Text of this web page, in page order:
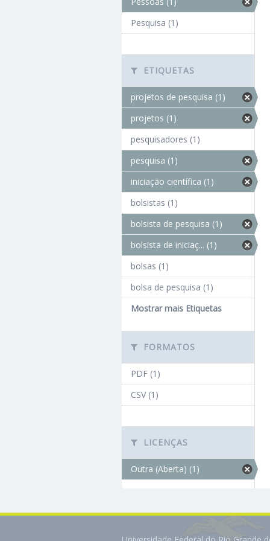
Pesquisa (1)
ETIQUETAS
projetos de pesquisa (1)
projetos (1)
pesquisadores (1)
pesquisa (1)
iniciação científica (1)
bolsistas (1)
bolsista de pesquisa (1)
bolsista de iniciaç... (1)
bolsas (1)
bolsa de pesquisa (1)
Mostrar mais Etiquetas
FORMATOS
PDF (1)
CSV (1)
LICENÇAS
Outra (Aberta) (1)